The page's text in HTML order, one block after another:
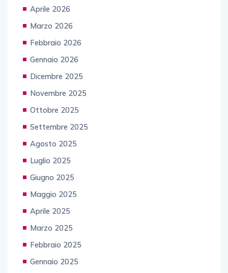
Aprile 2026
Marzo 2026
Febbraio 2026
Gennaio 2026
Dicembre 2025
Novembre 2025
Ottobre 2025
Settembre 2025
Agosto 2025
Luglio 2025
Giugno 2025
Maggio 2025
Aprile 2025
Marzo 2025
Febbraio 2025
Gennaio 2025